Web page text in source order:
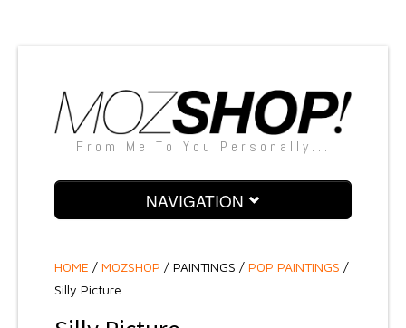
From Me To You Personally...
NAVIGATION
SCULPTURES
HOME / MOZSHOP / PAINTINGS / POP PAINTINGS /
Silly Picture